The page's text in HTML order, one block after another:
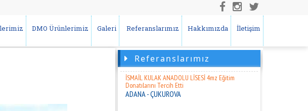
DMO Ürünlerimiz Galeri Referanslarımız Hakkımızda İletişim
Referanslarımız
ABDULKADİR PAKSOY ANADOLU LİSESİ 4mz Eğitim
Donatılarını Tercih Etti
ADANA - SEYHAN
İSMAİL KULAK ANADOLU LİSESİ 4mz Eğitim
Donatılarını Tercih Etti
ADANA - ÇUKUROVA